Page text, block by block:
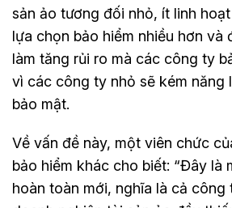
sản ảo tương đối nhỏ, ít linh
lựa chọn bảo hiểm nhiều hơn và
làm tăng rủi ro mà các công ty
vì các công ty nhỏ sẽ kém năng
bảo mật.
Về vấn đề này, một viên chức
bảo hiểm khác cho biết: “Đây là
hoàn toàn mới, nghĩa là cả công